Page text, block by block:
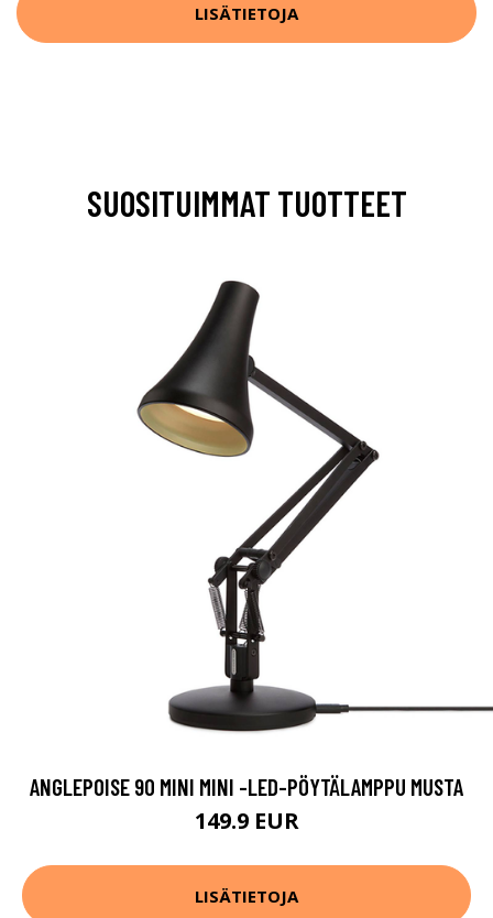
LISÄTIETOJA
SUOSITUIMMAT TUOTTEET
ANGLEPOISE 90 MINI MINI -LED-PÖYTÄLAMPPU MUSTA
149.9 EUR
LISÄTIETOJA